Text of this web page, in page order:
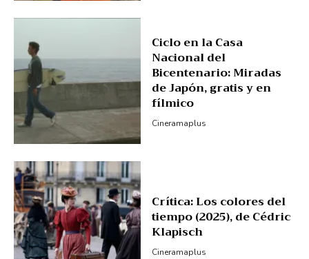
Ciclo en la Casa
Nacional del
Bicentenario: Miradas
de Japón, gratis y en
fílmico
Cineramaplus
Crítica: Los colores del
tiempo (2025), de Cédric
Klapisch
Cineramaplus